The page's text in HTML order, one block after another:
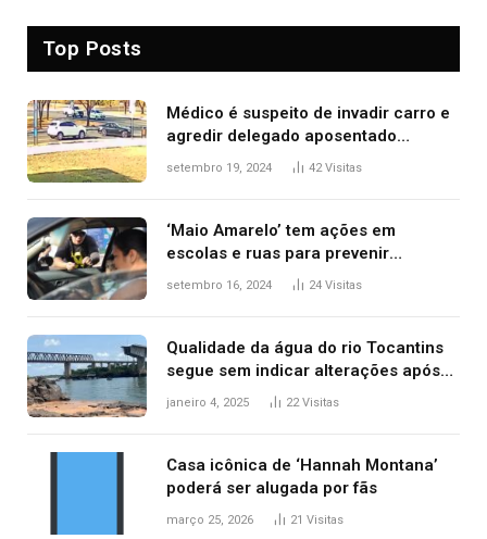
Top Posts
Médico é suspeito de invadir carro e
agredir delegado aposentado
durante confusão no trânsito
setembro 19, 2024 42Visitas
‘Maio Amarelo’ tem ações em
escolas e ruas para prevenir
acidentes no trânsito no AP
setembro 16, 2024 24 Visitas
Qualidade da água do rio Tocantins
segue sem indicar alterações após
desabamento da ponte entre MA e
janeiro 4, 2025 22Visitas
Casa icônica de ‘Hannah Montana’
poderá ser alugada por fãs
março 25, 2026 21 Visitas